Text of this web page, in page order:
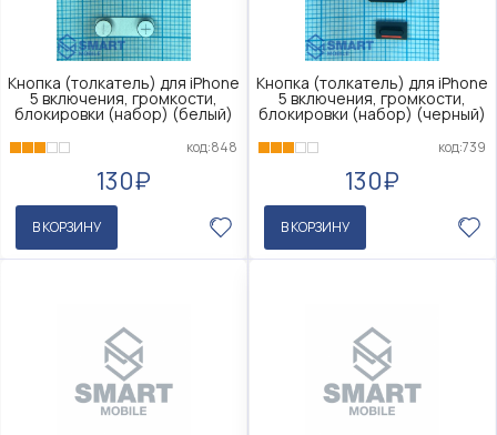
Кнопка (толкатель) для iPhone
5 включения, громкости,
блокировки (набор) (белый)
код:848
130₽
В КОРЗИНУ
Кнопка (толкатель) для iPhone
5 включения, громкости,
блокировки (набор) (черный)
код:739
130₽
В КОРЗИНУ